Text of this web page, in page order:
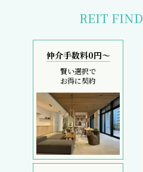
REIT FIND
仲介手数料0円～
賢い選択で
お得に契約